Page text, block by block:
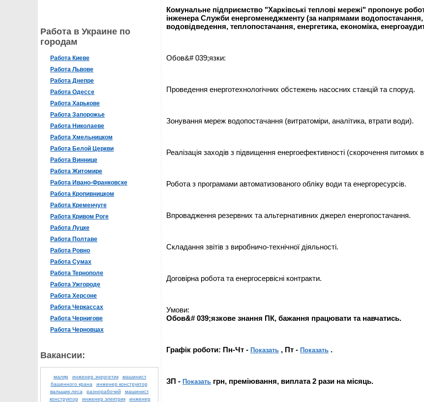
Работа в Украине по
городам
Работа Киеве
Работа Львове
Работа Днепре
Работа Одессе
Работа Харькове
Работа Запорожье
Работа Николаеве
Работа Хмельницком
Работа Белой Церкви
Работа Виннице
Работа Житомире
Работа Ивано-Франковске
Работа Кропивницком
Работа Кременчуге
Работа Кривом Роге
Работа Луцке
Работа Полтаве
Работа Ровно
Работа Сумах
Работа Тернополе
Работа Ужгороде
Работа Херсоне
Работа Черкассах
Работа Чернигове
Работа Черновцах
Вакансии:
маляр инженер энергетик
машинист
башенного крана
инженер конструктор
вальщик леса
разнорабочий
машинист
конструктор
инженер электрик
инженер
Комунальне підприємство "Харківські теплові мережі" пропонує
інженера Служби енергоменеджменту (за напрямами водопостачання,
водовідведення, теплопостачання, енергетика, економіка,
Обов&# 039;язки:
Проведення енерготехнологічних обстежень насосних станцій та споруд.
Зонування мереж водопостачання (витратоміри, аналітика, втрати води).
Реалізація заходів з підвищення енергоефективності (скорочення питомих
Робота з програмами автоматизованого обліку води та енергоресурсів.
Впровадження резервних та альтернативних джерел енергопостачання.
Складання звітів з виробничо-технічної діяльності.
Договірна робота та енергосервісні контракти.
Умови:
Обов&# 039;язкове знання ПК, бажання працювати та навчатись.
Графік роботи: Пн-Чт - Показать , Пт - Показать .
ЗП - Показать грн, преміювання, виплата 2 рази на місяць.